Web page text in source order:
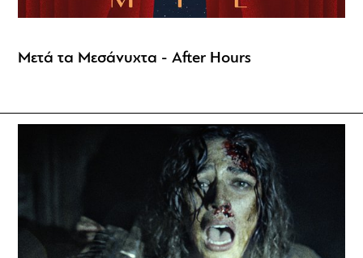
Μετά τα Μεσάνυχτα - After Hours